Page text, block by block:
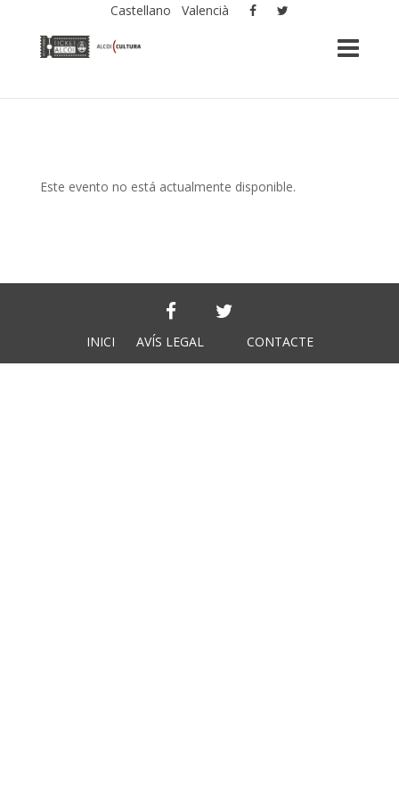
Castellano Valencià
Este evento no está actualmente disponible.
INICI AVÍS LEGAL CONTACTE